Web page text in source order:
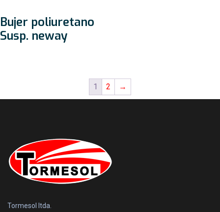
Bujer poliuretano
Susp. neway
1 2 →
Tormesol ltda.